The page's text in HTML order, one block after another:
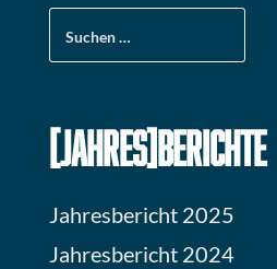
[JAHRES]BERICHTE
Jahresbericht 2025
Jahresbericht 2024